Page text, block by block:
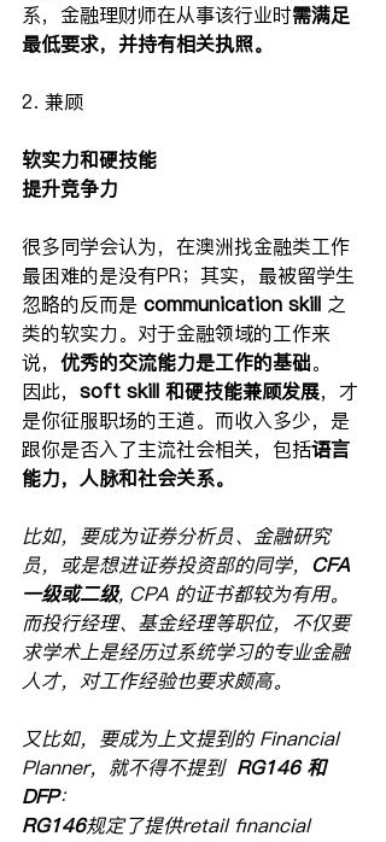
系，金融理财师在从事该行业时需满足
最低要求，并持有相关执照。
2. 兼顾
软实力和硬技能
提升竞争力
很多同学会认为，在澳洲找金融类工作
最困难的是没有PR；其实，最被留学生
忽略的反而是 communication skill 之
类的软实力。对于金融领域的工作来
说， 优秀的交流能力是工作的基础。
因此， soft skill 和硬技能兼顾发展，才
是你征服职场的王道。而收入多少，是
跟你是否入了主流社会相关，包括语言
能力，人脉和社会关系。
比如，要成为证券分析员、金融研究
员，或是想进证券投资部的同学， CFA
一级或二级, CPA 的证书都较为有用。
而投行经理、基金经理等职位，不仅要
求学术上是经历过系统学习的专业金融
人才，对工作经验也要求颇高。
又比如，要成为上文提到的 Financial
Planner，就不得不提到 RG146 和
DFP：
RG146规定了提供retail financial